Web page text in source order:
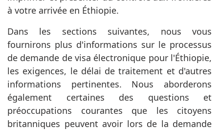
à votre arrivée en Éthiopie.
Dans les sections suivantes, nous vous
fournirons plus d'informations sur le processus
de demande de visa électronique pour l'Éthiopie,
les exigences, le délai de traitement et d'autres
informations pertinentes. Nous aborderons
également certaines des questions et
préoccupations courantes que les citoyens
britanniques peuvent avoir lors de la demande